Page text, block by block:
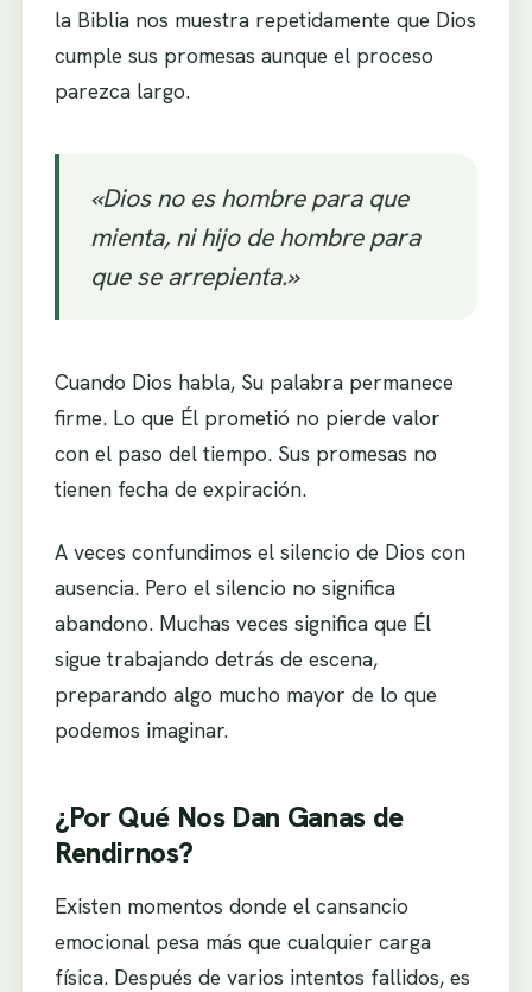
la Biblia nos muestra repetidamente que Dios
cumple sus promesas aunque el proceso
parezca largo.
«Dios no es hombre para que
mienta, ni hijo de hombre para
que se arrepienta.»
Cuando Dios habla, Su palabra permanece
firme. Lo que Él prometió no pierde valor
con el paso del tiempo. Sus promesas no
tienen fecha de expiración.
A veces confundimos el silencio de Dios con
ausencia. Pero el silencio no significa
abandono. Muchas veces significa que Él
sigue trabajando detrás de escena,
preparando algo mucho mayor de lo que
podemos imaginar.
¿Por Qué Nos Dan Ganas de
Rendirnos?
Existen momentos donde el cansancio
emocional pesa más que cualquier carga
física. Después de varios intentos fallidos, es